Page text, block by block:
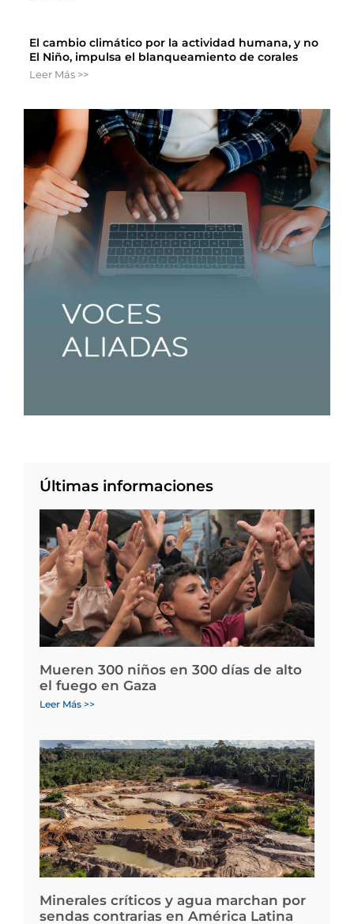
El cambio climático por la actividad humana, y no
El Niño, impulsa el blanqueamiento de corales
Leer Más >>
Últimas informaciones
Mueren 300 niños en 300 días de alto
el fuego en Gaza
Leer Más >>
Minerales críticos y agua marchan por
sendas contrarias en América Latina